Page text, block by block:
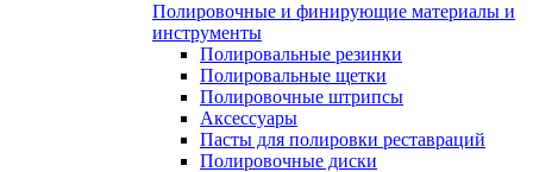
Полировочные и финирующие материалы и
инструменты
Полировальные резинки
Полировальные щетки
Полировочные штрипсы
Аксессуары
Пасты для полировки реставраций
Полировочные диски